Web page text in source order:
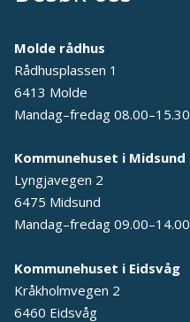
Molde rådhus
Rådhusplassen 1
6413 Molde
Mandag–fredag 08.00–15.30
Kommunehuset i Midsund
Lyngjavegen 2
6475 Midsund
Mandag–fredag 09.00–14.00
Kommunehuset i Eidsvåg
Kråkholmvegen 2
6460 Eidsvåg